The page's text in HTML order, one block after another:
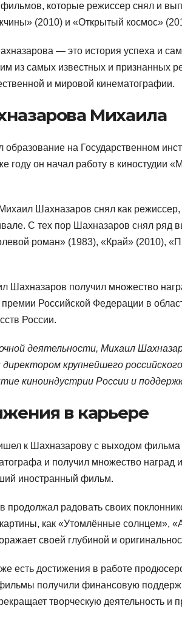
которые режиссер снял и
(2010) и «Открытый космос»
— это история успеха и
из самых известных и признанных
и мировой кинематографии.
Михаила
на Государственном
году он начал работу в киностудии
Шахназаров снял как режиссер,
С тех пор Шахназаров снял
роман» (1983), «Край» (2010),
Шахназаров получил множество
Российской Федерации в
России.
деятельности, Михаил
крупнейшего
киноиндустрии России и
в карьере
к Шахназарову с выходом
и получил множество
иностранный фильм.
радовать своих
как «Утомлённые солнцем»,
своей глубиной и
есть достижения в работе
получили финансовую
творческую деятельность и